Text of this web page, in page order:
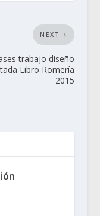
NEXT
trabajo diseño
Libro Romería
2015